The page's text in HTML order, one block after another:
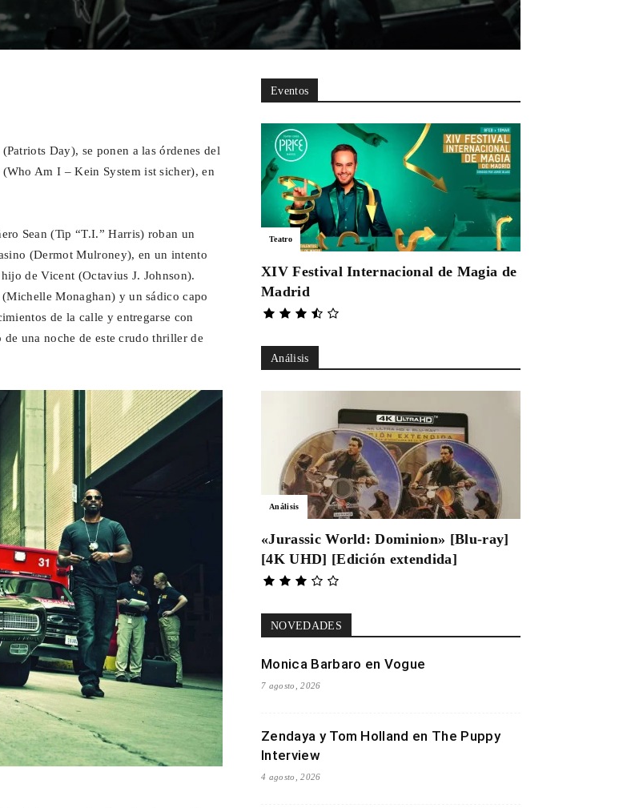
Day), se ponen a las órdenes del
Am I – Kein System ist sicher), en
Sean (Tip “T.I.” Harris) roban un
(Dermot Mulroney), en un intento
de Vicent (Octavius J. Johnson).
Monaghan) y un sádico capo
de la calle y entregarse con
de una noche de este crudo thriller de
Eventos
Teatro
XIV Festival Internacional de Magia de
Madrid
Análisis
Análisis
«Jurassic World: Dominion» [Blu-ray]
[4K UHD] [Edición extendida]
NOVEDADES
Monica Barbaro en Vogue
7 agosto, 2026
Zendaya y Tom Holland en The Puppy
Interview
4 agosto, 2026